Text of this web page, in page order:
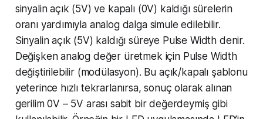
sinyalin açık (5V) ve kapalı (0V) kaldığı sürelerin
oranı yardımıyla analog dalga simule edilebilir.
Sinyalin açık (5V) kaldığı süreye Pulse Width denir.
Değişken analog değer üretmek için Pulse Width
değiştirilebilir (modülasyon). Bu açık/kapalı şablonu
yeterince hızlı tekrarlanırsa, sonuç olarak alınan
gerilim 0V – 5V arası sabit bir değerdeymiş gibi